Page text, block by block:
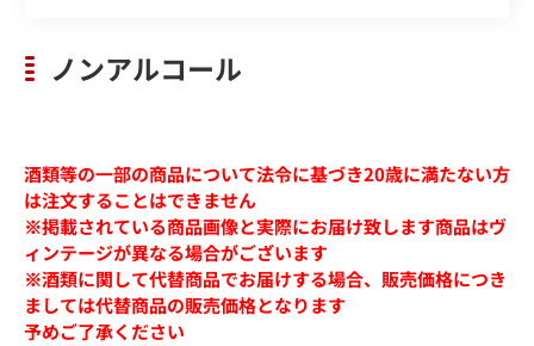
ノンアルコール
酒類等の一部の商品について法令に基づき20歳に満たない方
は注文することはできません
※掲載されている商品画像と実際にお届け致します商品はヴ
ィンテージが異なる場合がございます
※酒類に関して代替商品でお届けする場合、販売価格につき
ましては代替商品の販売価格となります
予めご了承ください